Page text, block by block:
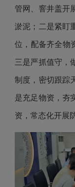
管网、窨井盖开
淤泥；二是紧盯
位，配备齐全物
三是严抓值守，
制度，密切跟踪
是充足物资，夯
资，常态化开展